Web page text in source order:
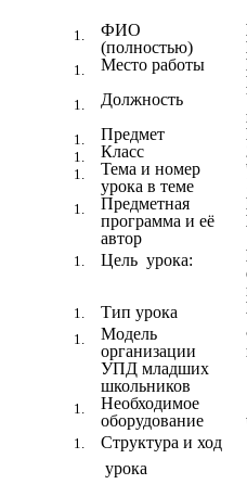
ФИО
(полностью)
Место работы
Должность
Предмет
Класс
Тема и номер
урока в теме
Предметная
программа и её
автор
Цель урока:
Тип урока
Модель
организации
УПД младших
школьников
Необходимое
оборудование
Структура и ход
урока